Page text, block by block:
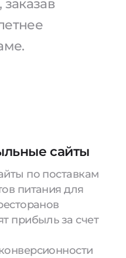
сайты
по поставкам
питания для
прибыль за счет